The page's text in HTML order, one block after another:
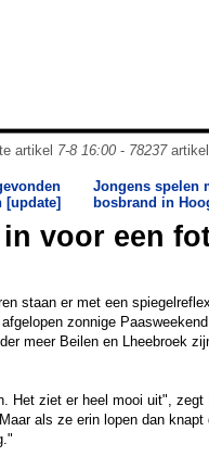
artikel 7-8 16:00- 78237
[update]
Jongens spelen
bosbrand in
voor een
staan er met een
zonnige
meer Beilen en Lheebroek
Het ziet er heel mooi uit", zegt
als ze erin lopen dan